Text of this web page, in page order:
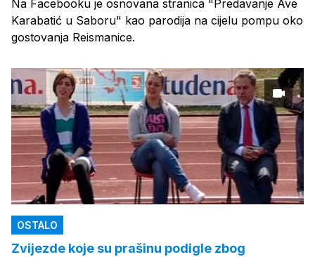
Na Facebooku je osnovana stranica "Predavanje Ave
Karabatić u Saboru" kao parodija na cijelu pompu oko
gostovanja Reismanice.
OSTALO
Zvijezde koje su prašinu podigle zbog